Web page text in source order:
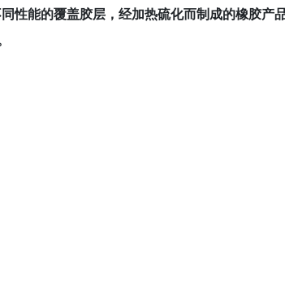
性能的覆盖胶层，经加热硫化而制成的橡胶产